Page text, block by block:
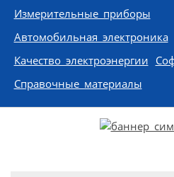
Измерительные приборы
Автомобильная электроника
Качество электроэнергии
Справочные материалы